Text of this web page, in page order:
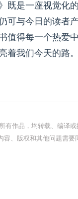
既是一座视觉
可与今日的读者
值得每一个热
着我们今天的路
有作品，均转载、编译
、版权和其他问题需